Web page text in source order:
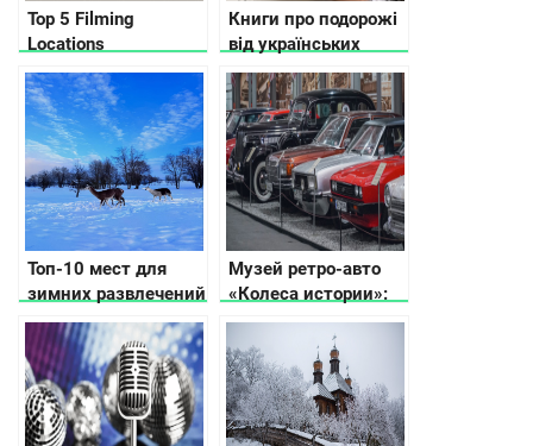
Top 5 Filming
Locations
of “Christmas
Guardians” in Kyiv
Книги про подорожі
від українських
письменників
Топ-10 мест для
зимних развлечений
в Киевской области
Музей ретро-авто
«Колеса истории»:
путешествие в
прошлое
автомобильного
мира